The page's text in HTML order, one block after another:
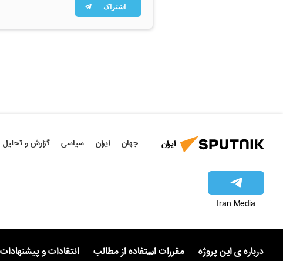
اشتراک
ایران جهان ایران سیاسی گزارش و تحلیل
Iran Media
درباره ی این پروژه مقررات استفاده از مطالب انتقادات و پیشنهادات